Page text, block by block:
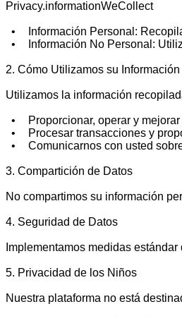
Privacy.informationWeCollect
  •	Información Personal: Recopilamos su nombre, dirección de correo electrónico e información de pago para proporcionar nuestros servicios y procesar transacciones.
  •	Información No Personal: Utilizamos cookies web para recopilar datos sobre su comportamiento de navegación para mejorar la experiencia del usuario.
2. Cómo Utilizamos su Información
Utilizamos la información
  •	Proporcionar, operar y mejorar nuestros servicios.
  •	Procesar transacciones y proporcionar soporte al cliente.
  •	Comunicarnos con usted sobre actualizaciones y ofertas.
3. Compartición de Datos
No compartimos su información
4. Seguridad de Datos
Implementamos medidas
5. Privacidad de los Niños
Nuestra plataforma no está